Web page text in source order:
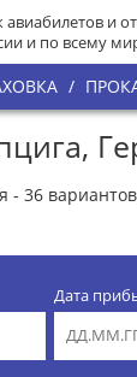
авиабилетов и
и по всему
/
36
Дата